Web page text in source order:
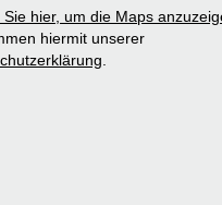
Sie hier, um die Maps
hiermit unserer